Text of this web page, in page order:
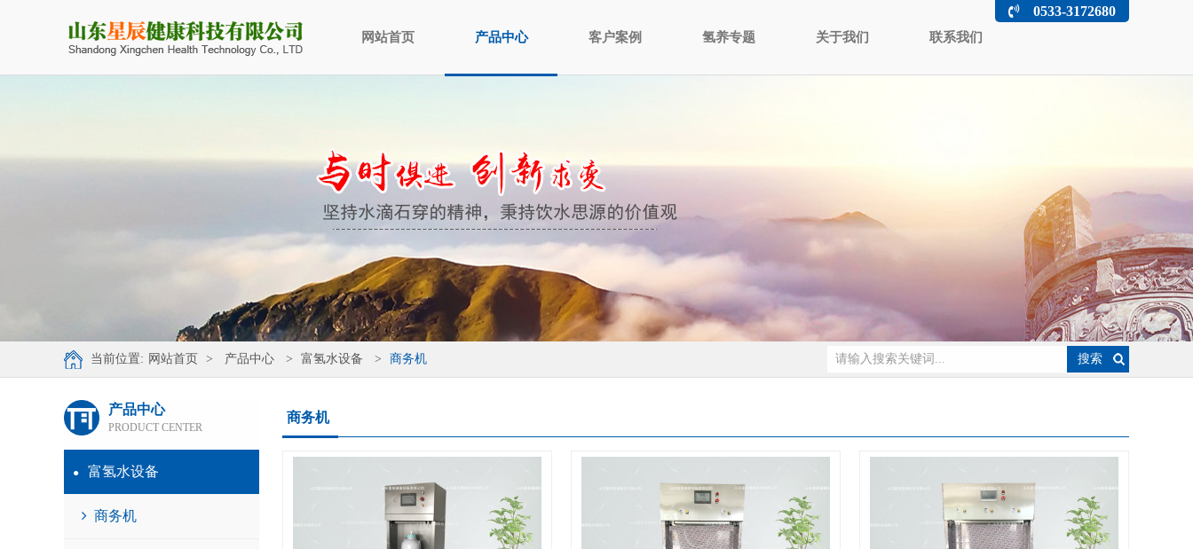
网站首页 产品中心 客户案例 氢养专题 关于我们 联系我们
0533-3172680
当前位置: 网站首页 > 产品中心 > 富氢水设备 > 商务机
产品中心
PRODUCT CENTER
● 富氢水设备
商务机
商务机